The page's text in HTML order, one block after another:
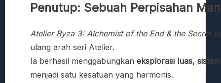
Penutup: Sebuah Perpisahan
Atelier Ryza 3: Alchemist of the End & the Secret
ulang arah seri Atelier.
Ia berhasil menggabungkan eksplorasi luas,
menjadi satu kesatuan yang harmonis.